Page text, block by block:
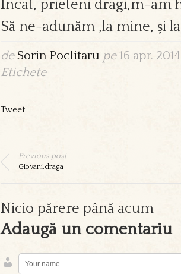
Încat, prieteni dragi,m-am
Să ne-adunăm ,la mine, și
de Sorin Poclitaru pe 16 apr. 2014
Etichete
Tweet
Previous post
Giovani,draga
Nicio părere până acum
Adaugă un comentariu